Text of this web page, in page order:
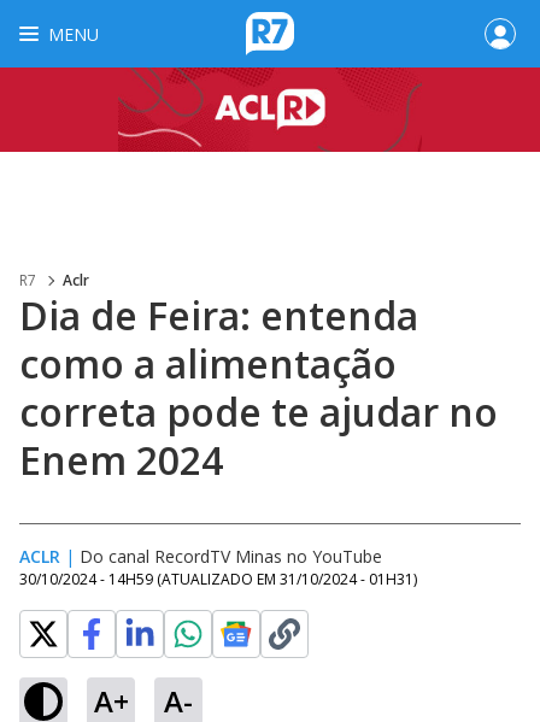
MENU
R7 Aclr
Dia de Feira: entenda
como a alimentação
correta pode te ajudar no
Enem 2024
ACLR | Do canal RecordTV Minas no YouTube
30/10/2024 - 14H59 (ATUALIZADO EM 31/10/2024 - 01H31)
A+ A-